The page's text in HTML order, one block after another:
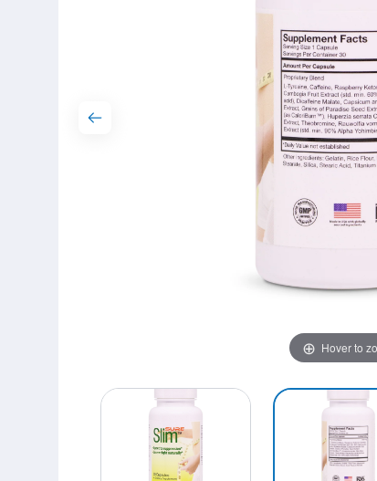
Hover to zoom